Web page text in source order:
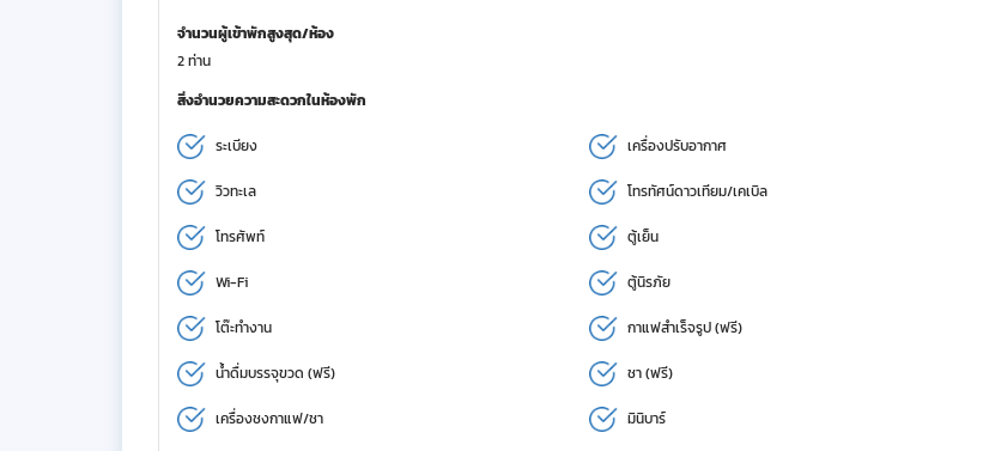
จำนวนผู้เข้าพักสูงสุด/ห้อง
2 ท่าน
สิ่งอำนวยความสะดวกในห้องพัก
ระเบียง เครื่องปรับอากาศ
วิวทะเล โทรทัศน์ดาวเทียม/เคเบิล
โทรศัพท์ ตู้เย็น
Wi-Fi ตู้นิรภัย
โต๊ะทำงาน กาแฟสำเร็จรูป (ฟรี)
น้ำดื่มบรรจุขวด (ฟรี) ชา (ฟรี)
เครื่องชงกาแฟ/ชา มินิบาร์